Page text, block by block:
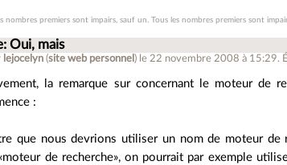
nombres premiers sont impairs, sauf un. Tous les nombres premiers sont
Oui, mais
lejocelyn (site web personnel ) le 22 novembre 2008 à 15:29.
la remarque sur concernant le moteur de
:
que nous devrions utiliser un nom de moteur de
de recherche», on pourrait par exemple